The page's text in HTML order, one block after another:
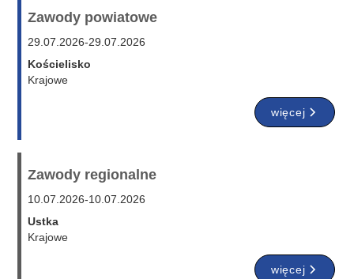
Zawody powiatowe
29.07.2026-29.07.2026
Kościelisko
Krajowe
więcej
Zawody regionalne
10.07.2026-10.07.2026
Ustka
Krajowe
więcej